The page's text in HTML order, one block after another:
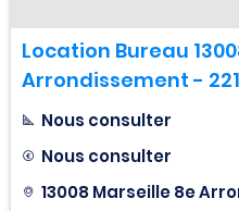
Location Bureau
Arrondissement -
Nous consulter
Nous consulter
13008 Marseille 8e